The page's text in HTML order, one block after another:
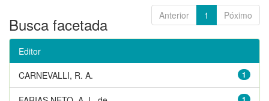
Anterior 1 Póximo
Busca facetada
Editor
1
CARNEVALLI, R. A.